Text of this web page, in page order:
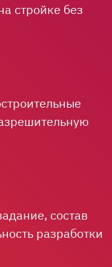
стройке без
состав
разработки